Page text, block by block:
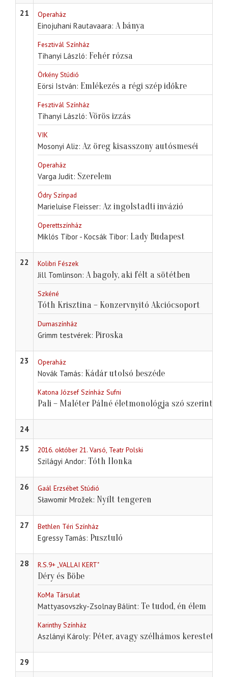
21 Operaház
Einojuhani Rautavaara A bánya
Fesztivál Színház
Tihanyi László Fehér rózsa
Örkény Stúdió
Eörsi István Emlékezés a régi szép időkre
Fesztivál Színház
Tihanyi László Vörös izzás
VIK
Mosonyi Aliz Az öreg kisasszony autósmeséi
Operaház
Varga Judit Szerelem
Ódry Színpad
Marieluise Fleisser Az ingolstadti invázió
Operettszínház
Miklós Tibor - Kocsák Tibor Lady Budapest
22 Kolibri Fészek
Jill Tomlinson A bagoly, aki félt a sötétben
Szkéné
Tóth Krisztina – Konzervnyitó Akciócsoport
Dumaszínház
Grimm testvérek Piroska
23 Operaház
Novák Tamás Kádár utolsó beszéde
Katona József Színház Sufni
Pali – Maléter Pálné életmonológja szó szerint
24
25
2016. október 21. Varsó, Teatr Polski
Szilágyi Andor Tóth Ilonka
26 Gaál Erzsébet Stúdió
Sławomir Mrožek Nyílt tengeren
27 Bethlen Téri Színház
Egressy Tamás Pusztuló
28 R.S.9+ „VALLAI KERT"
Déry és Böbe
KoMa Társulat
Mattyasovszky-Zsolnay Bálint Te tudod, én élem
Karinthy Színház
Aszlányi Károly Péter, avagy szélhámos kerestetik
29